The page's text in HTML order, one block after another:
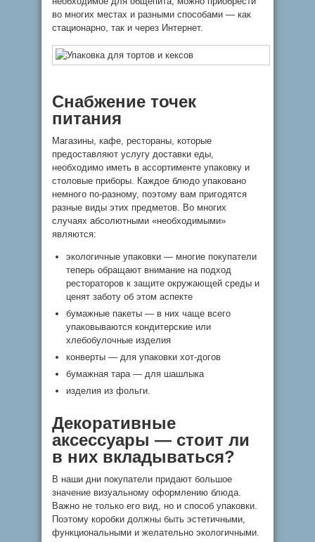
во многих местах и разными способами — как
стационарно, так и через Интернет.
Снабжение точек
питания
Магазины, кафе, рестораны, которые
предоставляют услугу доставки еды,
необходимо иметь в ассортименте упаковку и
столовые приборы. Каждое блюдо упаковано
немного по-разному, поэтому вам пригодятся
разные виды этих предметов. Во многих
случаях абсолютными «необходимыми»
являются:
экологичные упаковки — многие покупатели
теперь обращают внимание на подход
рестораторов к защите окружающей среды и
ценят заботу об этом аспекте
бумажные пакеты — в них чаще всего
упаковываются кондитерские или
хлебобулочные изделия
конверты — для упаковки хот-догов
бумажная тара — для шашлыка
изделия из фольги.
Декоративные
аксессуары — стоит ли
в них вкладываться?
В наши дни покупатели придают большое
значение визуальному оформлению блюда.
Важно не только его вид, но и способ упаковки.
Поэтому коробки должны быть эстетичными,
функциональными и желательно экологичными.